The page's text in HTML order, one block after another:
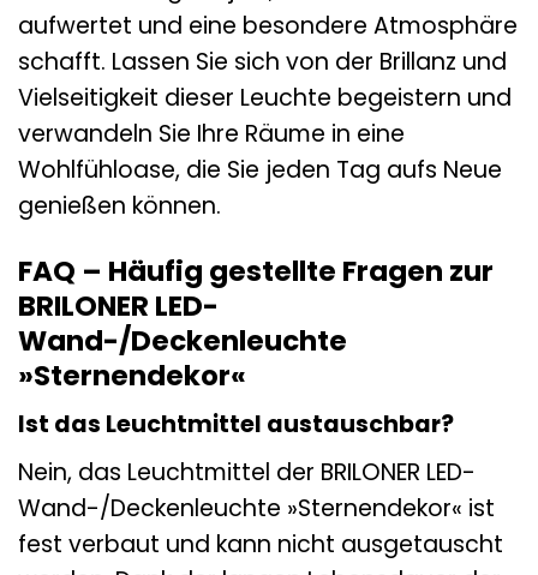
aufwertet und eine besondere Atmosphäre
schafft. Lassen Sie sich von der Brillanz und
Vielseitigkeit dieser Leuchte begeistern und
verwandeln Sie Ihre Räume in eine
Wohlfühloase, die Sie jeden Tag aufs Neue
genießen können.
FAQ – Häufig gestellte Fragen zur
BRILONER LED-
Wand-/Deckenleuchte
»Sternendekor«
Ist das Leuchtmittel austauschbar?
Nein, das Leuchtmittel der BRILONER LED-
Wand-/Deckenleuchte »Sternendekor« ist
fest verbaut und kann nicht ausgetauscht